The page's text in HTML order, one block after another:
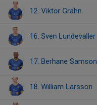
12. Viktor Grahn
16. Sven Lundevaller
17. Berhane Samson
18. William Larsson